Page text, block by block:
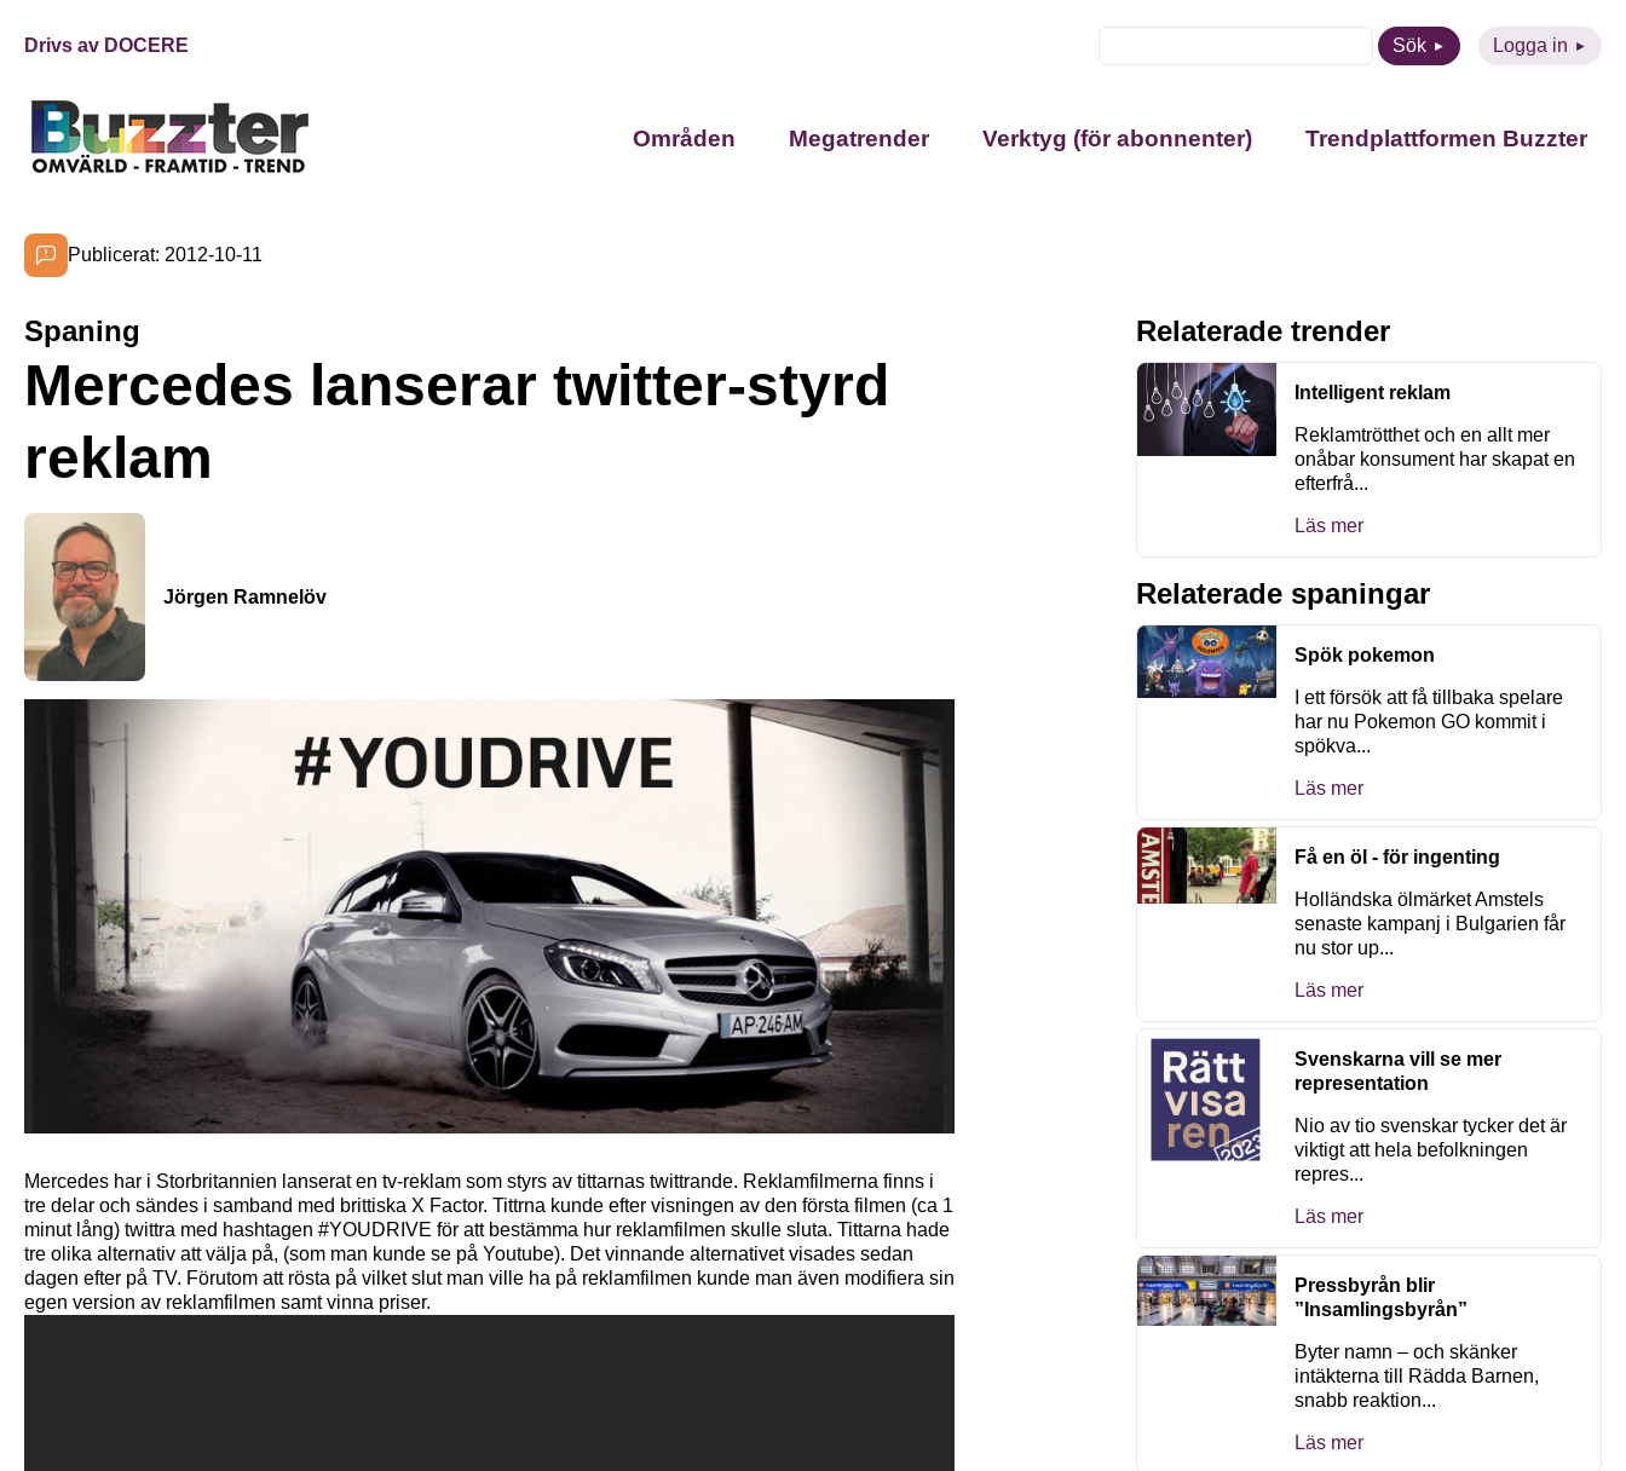
Drivs av DOCERE Sök Logga in
Områden Megatrender Verktyg (för abonnenter) Trendplattformen Buzzter
Publicerat: 2012-10-11
Spaning
Mercedes lanserar twitter-styrd
reklam
Jörgen Ramnelöv
Mercedes har i Storbritannien lanserat en tv-reklam som styrs av tittarnas twittrande. Reklamfilmerna finns i
tre delar och sändes i samband med brittiska X Factor. Tittrna kunde efter visningen av den första filmen (ca 1
minut lång) twittra med hashtagen #YOUDRIVE för att bestämma hur reklamfilmen skulle sluta. Tittarna hade
tre olika alternativ att välja på, (som man kunde se på Youtube). Det vinnande alternativet visades sedan
dagen efter på TV. Förutom att rösta på vilket slut man ville ha på reklamfilmen kunde man även modifiera sin
egen version av reklamfilmen samt vinna priser.
Relaterade trender
Intelligent reklam
Reklamtrötthet och en allt mer
onåbar konsument har skapat en
efterfrå...
Läs mer
Relaterade spaningar
Spök pokemon
I ett försök att få tillbaka spelare
har nu Pokemon GO kommit i
spökva...
Läs mer
Få en öl - för ingenting
Holländska ölmärket Amstels
senaste kampanj i Bulgarien får
nu stor up...
Läs mer
Svenskarna vill se mer
representation
Nio av tio svenskar tycker det är
viktigt att hela befolkningen
repres...
Läs mer
Pressbyrån blir
”Insamlingsbyrån”
Byter namn – och skänker
intäkterna till Rädda Barnen,
snabb reaktion...
Läs mer